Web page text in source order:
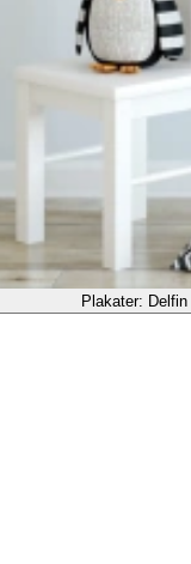
Plakater: Delfin